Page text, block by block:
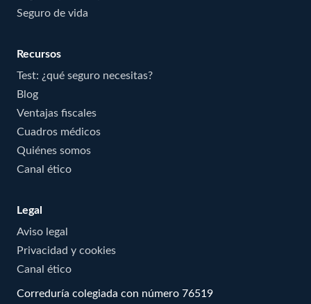
Seguro de vida
Recursos
Test: ¿qué seguro necesitas?
Blog
Ventajas fiscales
Cuadros médicos
Quiénes somos
Canal ético
Legal
Aviso legal
Privacidad y cookies
Canal ético
Correduría colegiada con número 76519